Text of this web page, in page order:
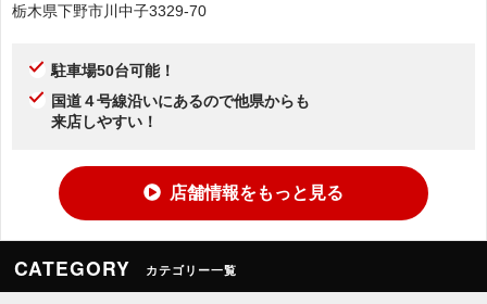
栃木県下野市川中子3329-70
駐車場50台可能！
国道４号線沿いにあるので他県からも
来店しやすい！
店舗情報をもっと見る
CATEGORY カテゴリー一覧